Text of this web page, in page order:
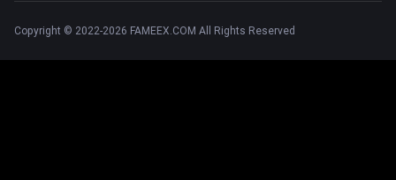
Copyright © 2022-2026 FAMEEX.COM All Rights Reserved